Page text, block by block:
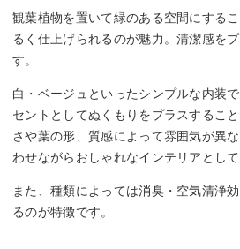
観葉植物を置いて緑のある空間にする
るく仕上げられるのが魅力。清潔感を
す。
白・ベージュといったシンプルな内装
セントとしてぬくもりをプラスするこ
さや葉の形、質感によって雰囲気が異
わせながらおしゃれなインテリアとし
また、種類によっては消臭・空気清浄
るのが特徴です。